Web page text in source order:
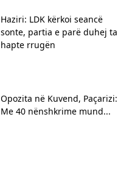
Haziri: LDK kërkoi seancë
sonte, partia e parë duhej ta
hapte rrugën
Opozita në Kuvend, Paçarizi:
Me 40 nënshkrime mund...